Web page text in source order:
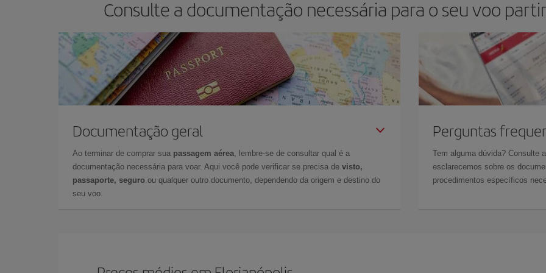
Consulte a documentação necessária para o seu voo
Documentação geral
Ao terminar de comprar sua passagem aérea , lembre-se de consultar qual é a
documentação necessária para voar. Aqui você pode verificar se precisa de visto,
passaporte, seguro ou qualquer outro documento, dependendo da origem e destino do
seu voo.
Perguntas
Tem alguma dúvida? Consulte
esclarecemos sobre os
procedimentos específicos